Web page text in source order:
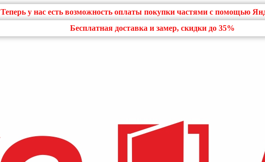
Теперь у нас есть возможность оплаты покупки частями с помощью
Бесплатная доставка и замер, скидки до 35%